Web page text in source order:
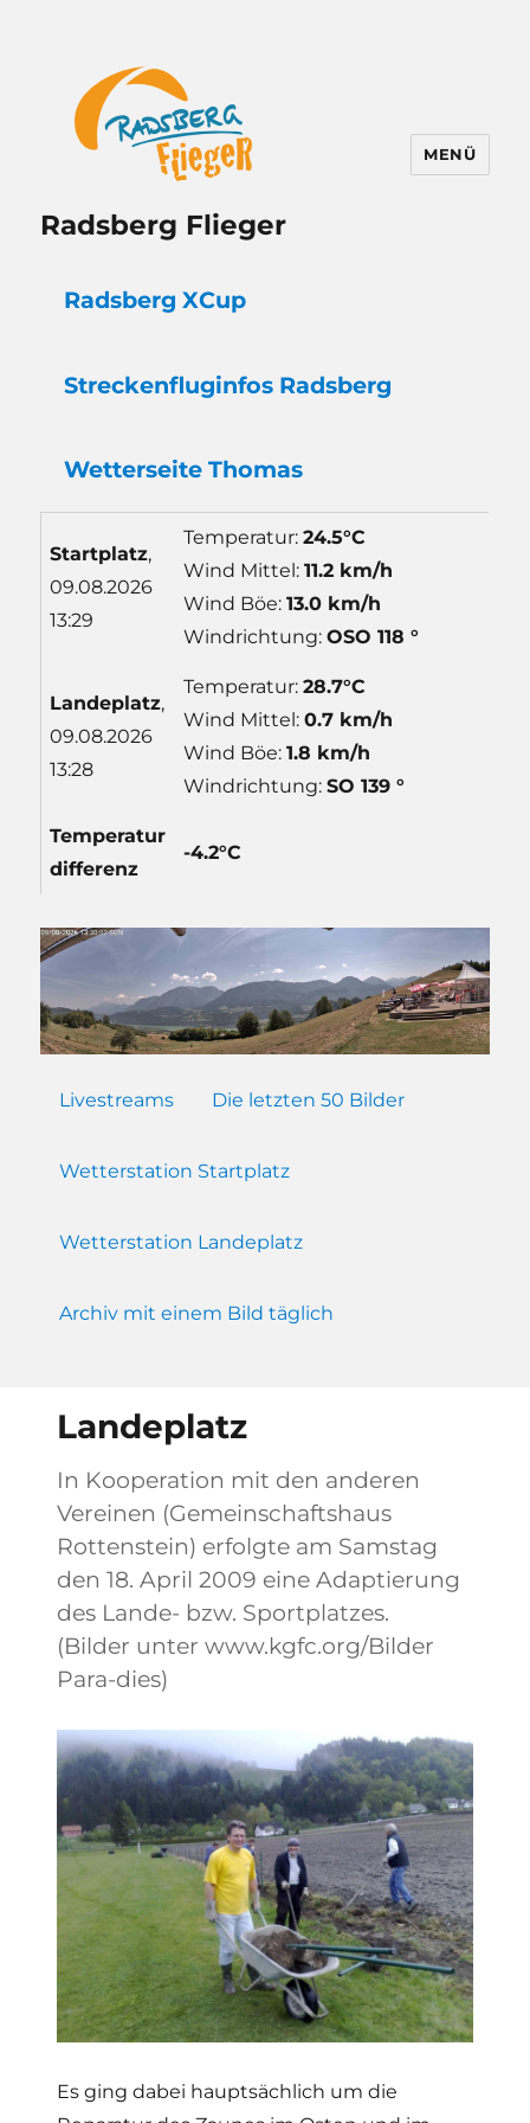
Radsberg Flieger
MENÜ
Radsberg XCup
Streckenfluginfos Radsberg
Wetterseite Thomas
Startplatz,
09.08.2026
13:29
Temperatur:24.5°C
Wind Mittel:11.2 km/h
Wind Böe:13.0 km/h
Windrichtung:OSO 118 °
Landeplatz,
09.08.2026
13:28
Temperatur:28.7°C
Wind Mittel:0.7 km/h
Wind Böe:1.8 km/h
Windrichtung:SO 139 °
Temperatur
differenz
-4.2°C
Livestreams Die letzten 50 Bilder
Wetterstation Startplatz
Wetterstation Landeplatz
Archiv mit einem Bild täglich
Landeplatz
In Kooperation mit den anderen
Vereinen (Gemeinschaftshaus
Rottenstein) erfolgte am Samstag
den 18. April 2009 eine Adaptierung
des Lande- bzw. Sportplatzes.
(Bilder unter www.kgfc.org/Bilder
Para-dies)
Es ging dabei hauptsächlich um die